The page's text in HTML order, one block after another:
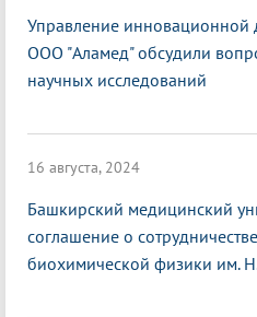
Управление инновационной
ООО "Аламед" обсудили
научных исследований
16 августа, 2024
Башкирский медицинский
соглашение о
биохимической физики им.